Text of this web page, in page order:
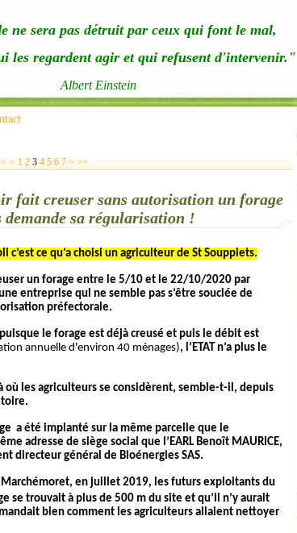
ne sera pas détruit par ceux qui font le mal,
les regardent agir et qui refusent d'intervenir."
Albert Einstein
< 1 2 3 4 5 6 7 > >>
fait creuser sans autorisation un forage
sa régularisation !
c’est ce qu’a choisi un agriculteur de St Soupplets.
un forage entre le 5/10 et le 22/10/2020 par
entreprise qui ne semble pas s’être souciée de
préfectorale.
le forage est déjà creusé et puis le débit est
annuelle d'environ 40 ménages), l’ETAT n’a plus le
où les agriculteurs se considèrent, semble-t-il, depuis
a été implanté sur la même parcelle que le
adresse de siège social que l’EARL Benoît MAURICE,
directeur général de Bioénergies SAS.
en juillet 2019, les futurs exploitants du
se trouvait à plus de 500 m du site et qu’il n’y aurait
bien comment les agriculteurs allaient nettoyer